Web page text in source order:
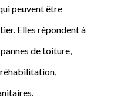
peuvent être
Elles répondent à
de toiture,
réhabilitation,